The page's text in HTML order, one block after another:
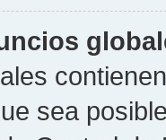
sea